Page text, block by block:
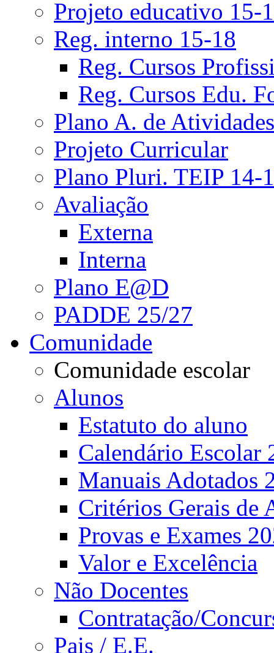
Projeto educativo 15-
Reg. interno 15-18
Reg. Cursos
Reg. Cursos Edu.
Plano A. de Atividades
Projeto Curricular
Plano Pluri. TEIP 14-
Avaliação
Externa
Interna
Plano E@D
PADDE 25/27
Comunidade
Comunidade escolar
Alunos
Estatuto do aluno
Calendário Escolar
Manuais Adotados
Critérios Gerais de
Provas e Exames
Valor e Excelência
Não Docentes
Contratação/
Pais / E.E.